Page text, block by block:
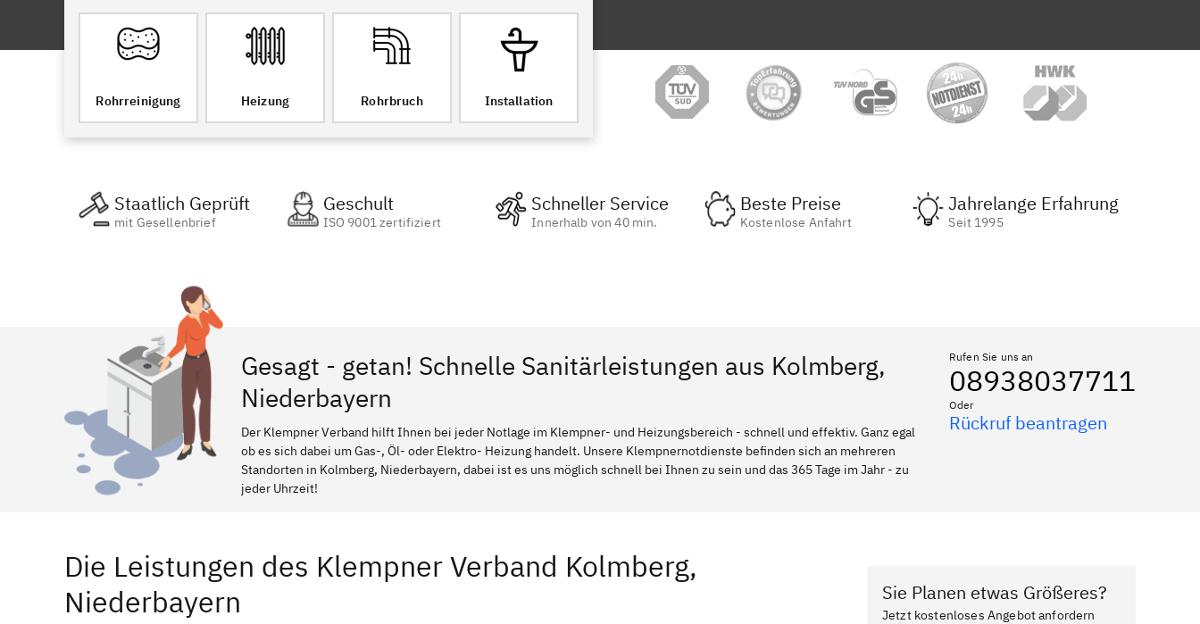
Rohrreinigung Heizung Rohrbruch Installation
Staatlich Geprüft
mit Gesellenbrief
Geschult
ISO 9001 zertifiziert
Schneller Service
Innerhalb von 40 min.
Beste Preise
Kostenlose Anfahrt
Jahrelange Erfahrung
Seit 1995
Gesagt - getan! Schnelle Sanitärleistungen aus Kolmberg,
Niederbayern
Der Klempner Verband hilft Ihnen bei jeder Notlage im Klempner- und Heizungsbereich - schnell und effektiv. Ganz egal
ob es sich dabei um Gas-, Öl- oder Elektro- Heizung handelt. Unsere Klempnernotdienste befinden sich an mehreren
Standorten in Kolmberg, Niederbayern, dabei ist es uns möglich schnell bei Ihnen zu sein und das 365 Tage im Jahr - zu
jeder Uhrzeit!
Rufen Sie uns an
08938037711
Oder
Rückruf beantragen
Die Leistungen des Klempner Verband Kolmberg,
Niederbayern
Sie Planen etwas Größeres?
Jetzt kostenloses Angebot anfordern